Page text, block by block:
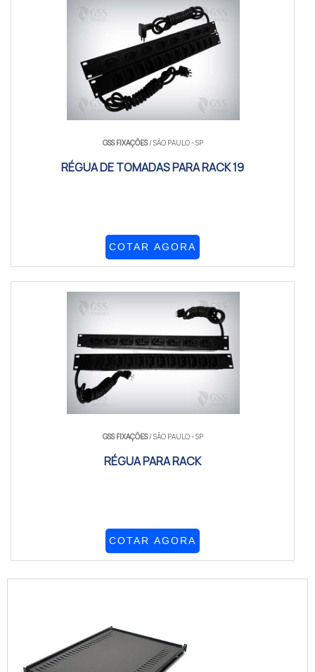
GSS FIXAÇÕES/ SÃO PAULO - SP
RÉGUA DE TOMADAS PARA RACK 19
COTAR AGORA
GSS FIXAÇÕES/ SÃO PAULO - SP
RÉGUA PARA RACK
COTAR AGORA